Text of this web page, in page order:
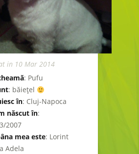
in 10 Mar 2014
: Pufu
: băieţel
în: Cluj-Napoca
născut în:
2007
mea este: Lorint
Adela